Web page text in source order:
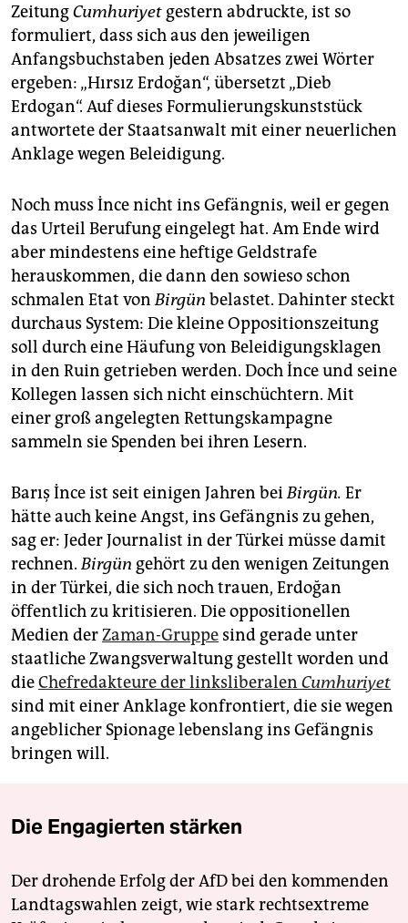
ZeitungCumhuriyet gestern abdruckte, ist so
formuliert, dass sich aus den jeweiligen
Anfangsbuchstaben jeden Absatzes zwei Wörter
ergeben: „Hırsız Erdoğan“, übersetzt „Dieb
Erdogan“. Auf dieses Formulierungskunststück
antwortete der Staatsanwalt mit einer neuerlichen
Anklage wegen Beleidigung.
Noch muss İnce nicht ins Gefängnis, weil er gegen
das Urteil Berufung eingelegt hat. Am Ende wird
aber mindestens eine heftige Geldstrafe
herauskommen, die dann den sowieso schon
schmalen Etat vonBirgün belastet. Dahinter steckt
durchaus System: Die kleine Oppositionszeitung
soll durch eine Häufung von Beleidigungsklagen
in den Ruin getrieben werden. Doch İnce und seine
Kollegen lassen sich nicht einschüchtern. Mit
einer groß angelegten Rettungskampagne
sammeln sie Spenden bei ihren Lesern.
Barış İnce ist seit einigen Jahren beiBirgün. Er
hätte auch keine Angst, ins Gefängnis zu gehen,
sag er: Jeder Journalist in der Türkei müsse damit
rechnen.Birgün gehört zu den wenigen Zeitungen
in der Türkei, die sich noch trauen, Erdoğan
öffentlich zu kritisieren. Die oppositionellen
Medien derZaman-Gruppe sind gerade unter
staatliche Zwangsverwaltung gestellt worden und
dieChefredakteure der linksliberalen Cumhuriyet
sind mit einer Anklage konfrontiert, die sie wegen
angeblicher Spionage lebenslang ins Gefängnis
bringen will.
Die Engagierten stärken
Der drohende Erfolg der AfD bei den kommenden
Landtagswahlen zeigt, wie stark rechtsextreme